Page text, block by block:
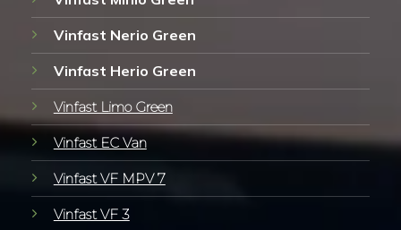
Vinfast Nerio Green
Vinfast Herio Green
Vinfast Limo Green
Vinfast EC Van
Vinfast VF MPV 7
Vinfast VF 3